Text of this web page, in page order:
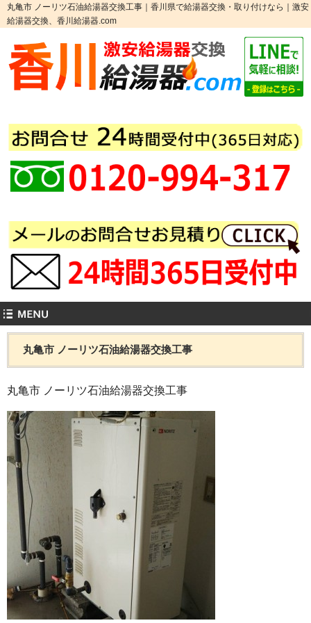
丸亀市 ノーリツ石油給湯器交換工事｜香川県で給湯器交換・取り付けなら｜激安
給湯器交換、香川給湯器.com
丸亀市 ノーリツ石油給湯器交換工事
丸亀市 ノーリツ石油給湯器交換工事